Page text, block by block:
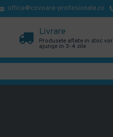
office@covoare-profesionale.ro
Livrare
Produsele aflate in stoc vor
ajunge in 3-4 zile